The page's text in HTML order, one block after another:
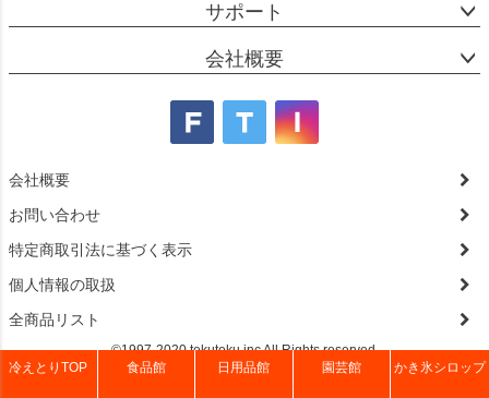
サポート
会社概要
会社概要
お問い合わせ
特定商取引法に基づく表示
個人情報の取扱
全商品リスト
©1997-2020 tekuteku.inc All Rights reserved.
冷えとりTOP
食品館 日用品館 園芸館 かき氷シロップ